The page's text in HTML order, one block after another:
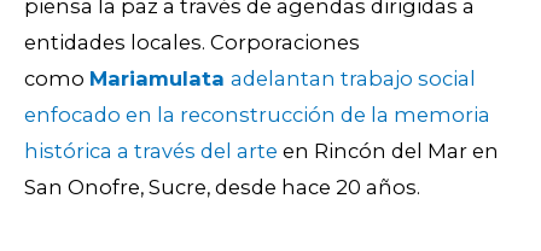
piensa la paz a través de agendas dirigidas a
entidades locales. Corporaciones
como Mariamulata adelantan trabajo social
enfocado en la reconstrucción de la memoria
histórica a través del arte en Rincón del Mar en
San Onofre, Sucre, desde hace 20 años.